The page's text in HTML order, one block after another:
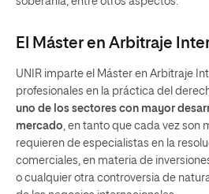
El Máster en Arbitraje
UNIR imparte el Máster en Arbitraje
profesionales en la práctica del
uno de los sectores con mayor
mercado, en tanto que cada vez son
requieren de especialistas en la
comerciales, en materia de
o cualquier otra controversia de